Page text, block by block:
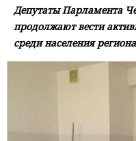
Депутаты Парламента
продолжают вести
среди населения